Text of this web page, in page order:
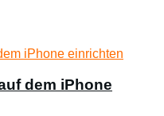
dem iPhone